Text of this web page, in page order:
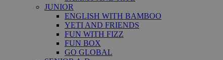
JUNIOR
ENGLISH WITH BAMBOO
YETI AND FRIENDS
FUN WITH FIZZ
FUN BOX
GO GLOBAL